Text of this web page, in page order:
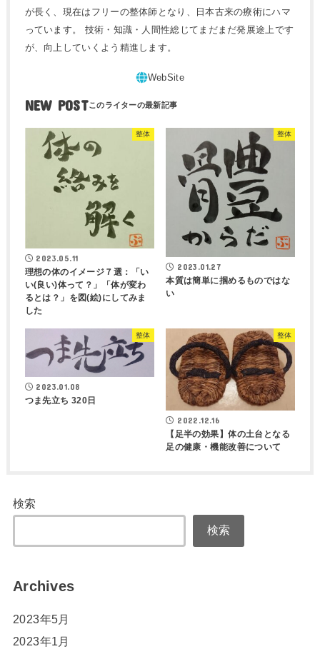
が長く、現在はフリーの整体師となり、日本古来の療術にハマ
っています。 技術・知識・人間性総じてまだまだ発展途上です
が、向上していくよう精進します。
NEW POST
整体
2023.05.11
理想の体のイメージ７選：「い
い(良い)体って？」「体が変わ
るとは？」を図(絵)にしてみま
した
整体
2023.01.27
本質は簡単に掴めるものではな
い
整体
2023.01.08
つま先立ち 320日
整体
2022.12.16
【足半の効果】体の土台となる
足の健康・機能改善について
検索
検索
Archives
2023年5月
2023年1月